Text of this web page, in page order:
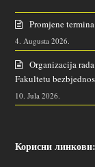
Promjene
4. Augusta 2026.
Organizacija
Fakultetu
10. Jula 2026.
Корисни линкови: